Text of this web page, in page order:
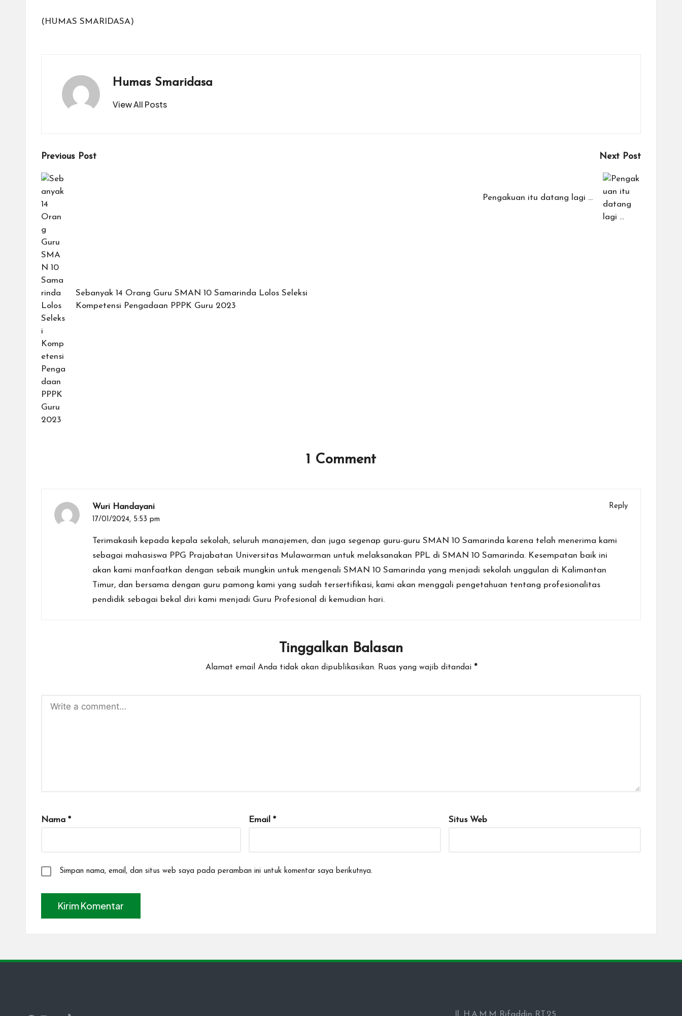
(HUMAS SMARIDASA)
Humas Smaridasa
View All Posts
Post
navigation
Previous Post
Sebanyak 14 Orang Guru SMAN 10 Samarinda Lolos Seleksi
Kompetensi Pengadaan PPPK Guru 2023
Next Post
Pengakuan itu datang lagi …
1 Comment
Wuri Handayani
Reply
17/01/2024, 5:53 pm
Terimakasih kepada kepala sekolah, seluruh manajemen, dan juga segenap guru-guru SMAN 10 Samarinda karena telah menerima kami
sebagai mahasiswa PPG Prajabatan Universitas Mulawarman untuk melaksanakan PPL di SMAN 10 Samarinda. Kesempatan baik ini
akan kami manfaatkan dengan sebaik mungkin untuk mengenali SMAN 10 Samarinda yang menjadi sekolah unggulan di Kalimantan
Timur, dan bersama dengan guru pamong kami yang sudah tersertifikasi, kami akan menggali pengetahuan tentang profesionalitas
pendidik sebagai bekal diri kami menjadi Guru Profesional di kemudian hari.
Tinggalkan Balasan
Alamat email Anda tidak akan dipublikasikan. Ruas yang wajib ditandai *
Nama * Email * Situs Web
Simpan nama, email, dan situs web saya pada peramban ini untuk komentar saya berikutnya.